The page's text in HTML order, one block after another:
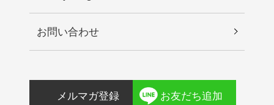
０、トコフェロール、バクチオール、ポリソルベ
ート２０、レチノール、１，２－ヘキサンジオー
ロミセス培養物、ツボクサ葉エキス、ＢＨＴ、Ｂ
ＨＡ、アシアチコシド、マデカッソシド、アシア
お問い合わせ
メルマガ登録 お友だち追加